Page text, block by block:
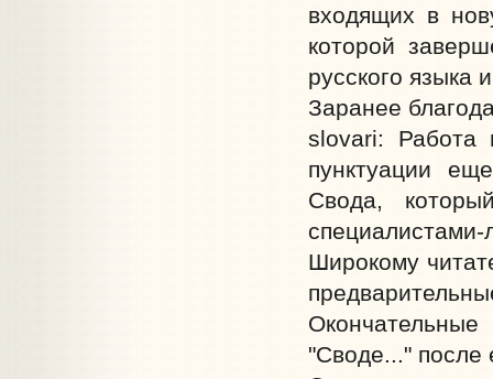
входящих в
которой
русского
Заранее
slovari: Работа
пунктуации
Свода,
Широкому
"Своде..." после